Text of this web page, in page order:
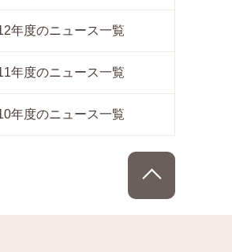
年度のニュース一覧
年度のニュース一覧
年度のニュース一覧